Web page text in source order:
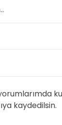
kaydedilsin.